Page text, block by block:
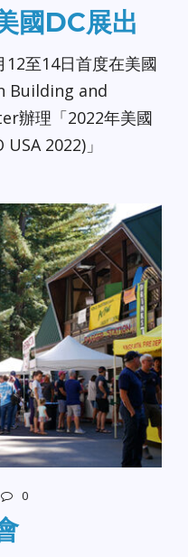
國DC展出
12至14日首度在美國
Building and
辦理「2022年美國
2022)」
0